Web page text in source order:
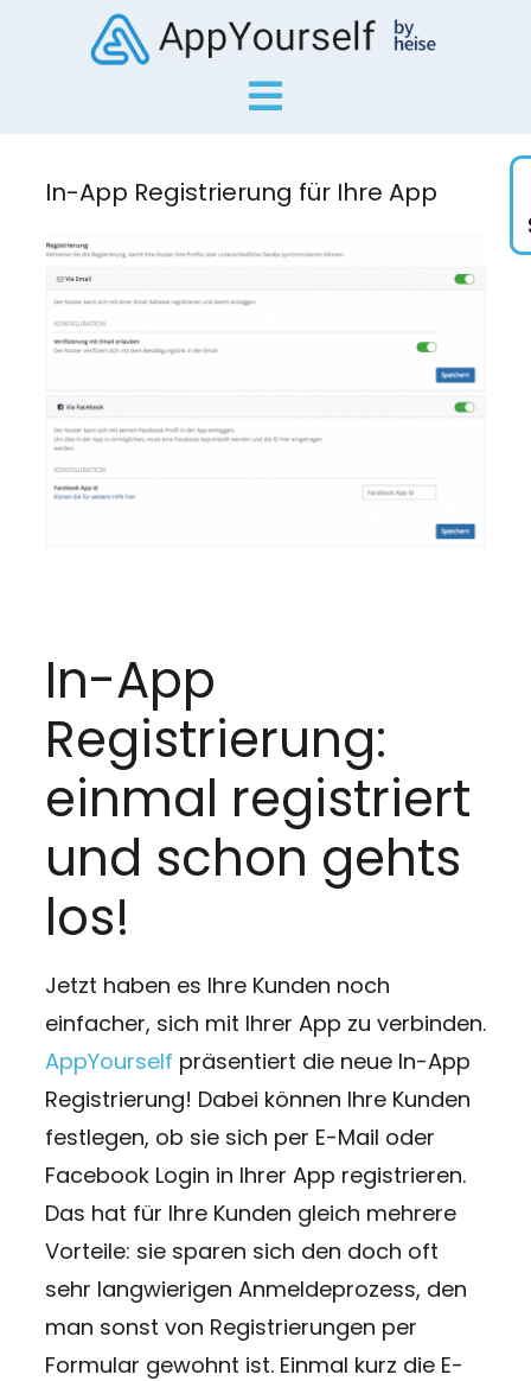
In-App Registrierung für Ihre App
In-App
Registrierung:
einmal registriert
und schon gehts
los!
Jetzt haben es Ihre Kunden noch
einfacher, sich mit Ihrer App zu verbinden.
AppYourself präsentiert die neue In-App
Registrierung! Dabei können Ihre Kunden
festlegen, ob sie sich per E-Mail oder
Facebook Login in Ihrer App registrieren.
Das hat für Ihre Kunden gleich mehrere
Vorteile: sie sparen sich den doch oft
sehr langwierigen Anmeldeprozess, den
man sonst von Registrierungen per
Formular gewohnt ist. Einmal kurz die E-